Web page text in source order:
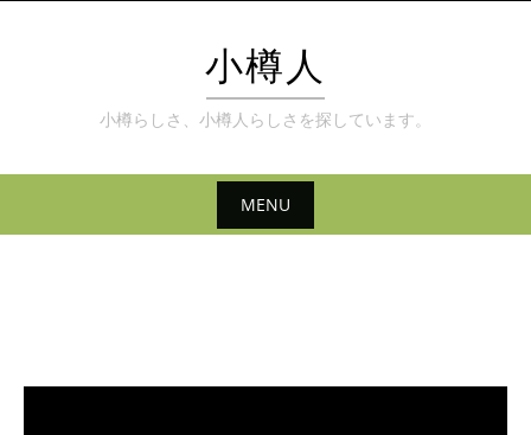
to
content
小樽人
小樽らしさ、小樽人らしさを探しています。
MENU